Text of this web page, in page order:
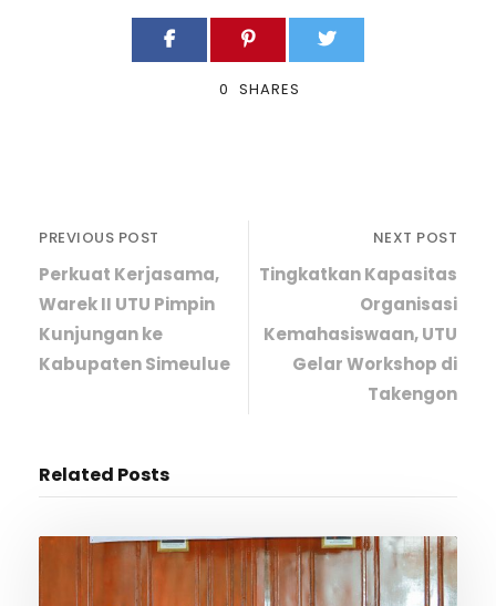
0 SHARES
PREVIOUS POST
Perkuat Kerjasama,
Warek II UTU Pimpin
Kunjungan ke
Kabupaten Simeulue
NEXT POST
Tingkatkan Kapasitas
Organisasi
Kemahasiswaan, UTU
Gelar Workshop di
Takengon
Related Posts